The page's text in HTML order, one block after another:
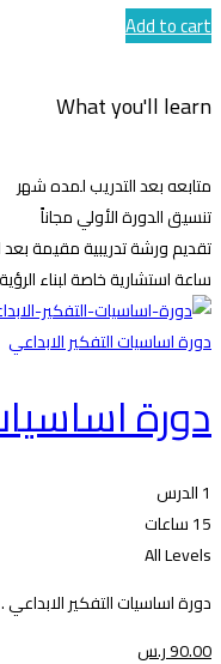
Add to cart
What you'll learn
متابعه بعد التدريب لمده شهر
تنسيق الدورة الأولي مجاناً
تقديم ورشة تدريبية مقيمة بعد
ساعة استشارية خاصة لبناء
دورة اساسيات التفكير الابداعي
دورة
1 الدرس
15 ساعات
All Levels
دورة اساسيات التفكير
90.00 ر.س